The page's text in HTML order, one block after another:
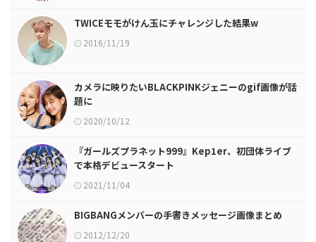
TWICEモモがけん玉にチャレンジした結果w
2016/11/19
カメラに映りたいBLACKPINKジェニーのgif画像が話
題に
2020/10/12
『ガールズプラネット999』Kep1er、初団体ライブ
で本格デビュースタート
2021/11/04
BIGBANGメンバーの手書きメッセージ画像まとめ
2012/12/20